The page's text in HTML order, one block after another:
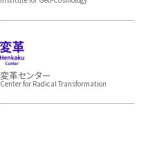
変革センター
Center for Radical Transformation